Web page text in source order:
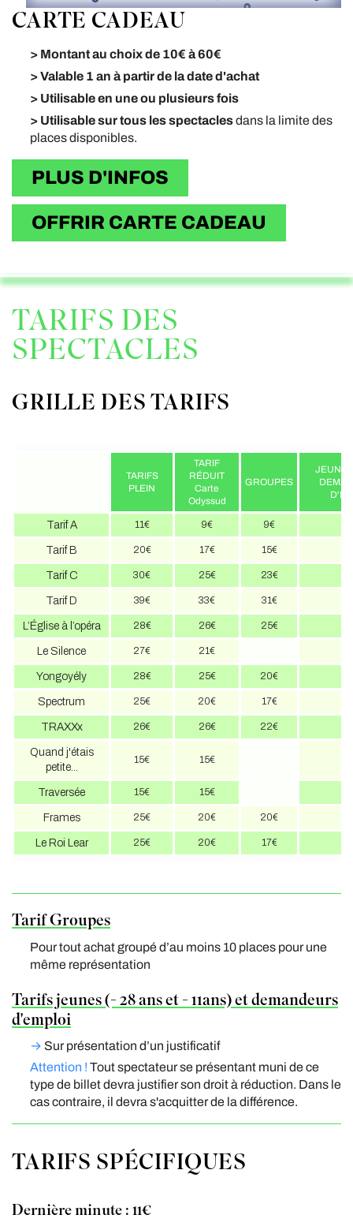
CARTE CADEAU
> Montant au choix de 10€ à 60€
> Valable 1 an à partir de la date d'achat
>Utilisable en une ou plusieurs fois
> Utilisable sur tous les spectaclesdans la limite des
places disponibles.
PLUS D'INFOS
OFFRIR CARTE CADEAU
TARIFS DES
SPECTACLES
GRILLE DES TARIFS
TARIFS
PLEIN
TARIF
RÉDUIT
Carte
Odyssud
GROUPES
Tarif A 11€ 9€ 9€
Tarif B 20€ 17€ 15€
Tarif C 30€ 25€ 23€
Tarif D 39€ 33€ 31€
L’Église à l’opéra 28€ 26€ 25€
Le Silence 27€ 21€
Yongoyély 28€ 25€ 20€
Spectrum 25€ 20€ 17€
TRAXXx 26€ 26€ 22€
Quand j'étais
petite...
15€ 15€
Traversée 15€ 15€
Frames 25€ 20€ 20€
Le Roi Lear 25€ 20€ 17€
Tarif Groupes
Pour tout achat groupé d’au moins 10 places pour une
même représentation
Tarifs jeunes (- 28 ans et - 11ans) et demandeurs
d'emploi
→ Sur présentation d’un justificatif
Attention !Tout spectateur se présentant muni de ce
type de billet devra justifier son droit à réduction. Dans le
cas contraire, il devra s'acquitter de la différence.
TARIFS SPÉCIFIQUES
Dernière minute : 11€